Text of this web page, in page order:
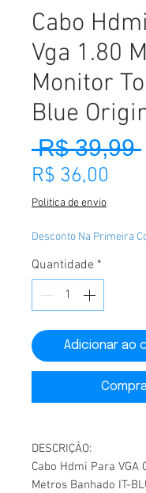
Cabo
Vga 1.80
Monitor
Blue
R$ 39,99
R$ 36,00
Politica de envio
Desconto Na Primeira
Quantidade *
Adicionar ao
DESCRIÇÃO:
Cabo Hdmi Para VGA
Metros Banhado IT-